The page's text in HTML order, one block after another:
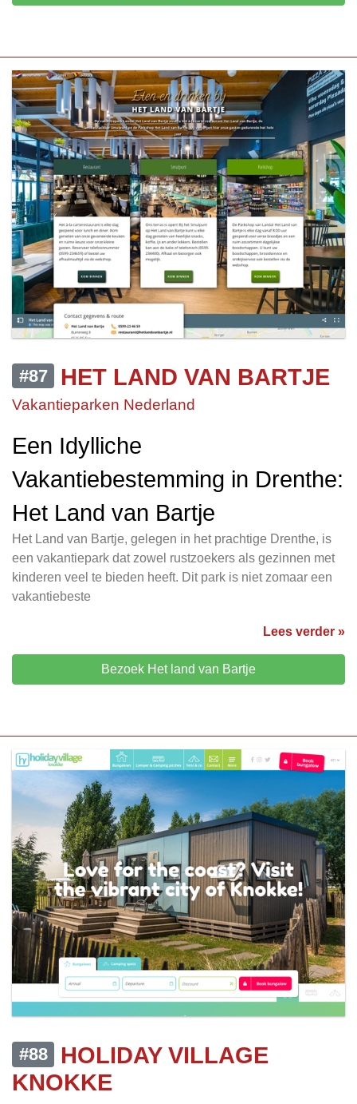
#87 HET LAND VAN BARTJE
Vakantieparken Nederland
Een Idylliche
Vakantiebestemming in Drenthe:
Het Land van Bartje
Het Land van Bartje, gelegen in het prachtige Drenthe, is
een vakantiepark dat zowel rustzoekers als gezinnen met
kinderen veel te bieden heeft. Dit park is niet zomaar een
vakantiebeste
Lees verder »
Bezoek Het land van Bartje
#88
HOLIDAY VILLAGE
KNOKKE